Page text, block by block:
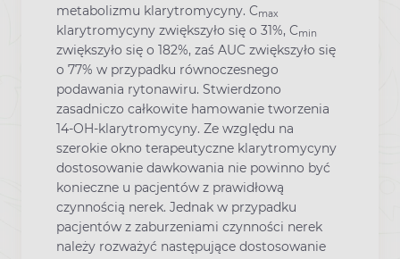
metabolizmu klarytromycyny. Cmax
klarytromycyny zwiększyło się o 31%, Cmin
zwiększyło się o 182%, zaś AUC zwiększyło się
o 77% w przypadku równoczesnego
podawania rytonawiru. Stwierdzono
zasadniczo całkowite hamowanie tworzenia
14-OH-klarytromycyny. Ze względu na
szerokie okno terapeutyczne klarytromycyny
dostosowanie dawkowania nie powinno być
konieczne u pacjentów z prawidłową
czynnością nerek. Jednak w przypadku
pacjentów z zaburzeniami czynności nerek
należy rozważyć następujące dostosowanie